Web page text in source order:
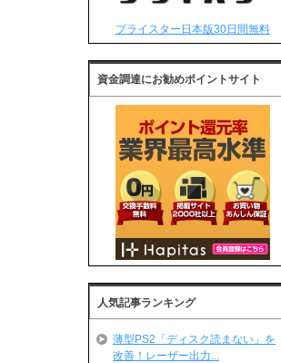
プライスター日本版30日間無料
資金調達にお勧めポイントサイト
人気記事ランキング
薄型PS2「ディスク読まない」を
改善！レーザー出力...